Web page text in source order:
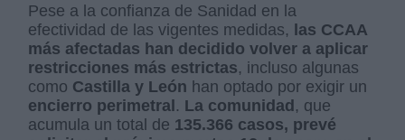
Pese a la confianza de Sanidad en la
efectividad de las vigentes medidas, las CCAA
más afectadas han decidido volver a aplicar
restricciones más estrictas, incluso algunas
como Castilla y León han optado por exigir un
encierro perimetral. La comunidad, que
acumula un total de 135.366 casos, prevé